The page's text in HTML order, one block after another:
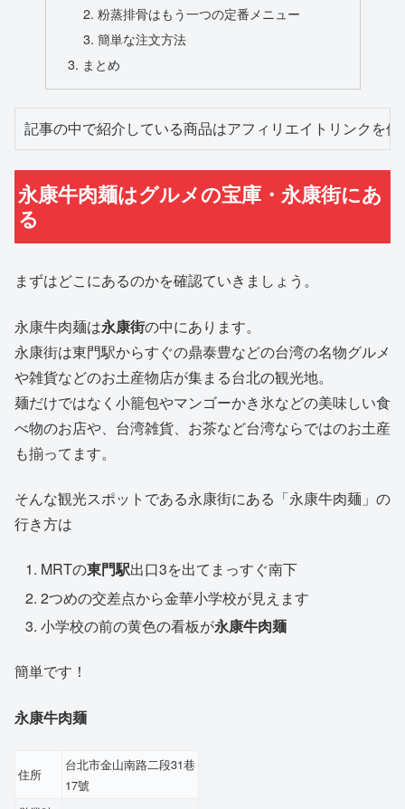
粉蒸排骨はもう一つの定番メニュー
簡単な注文方法
まとめ
記事の中で紹介している商品はアフィリエイトリンクを
永康牛肉麺はグルメの宝庫・永康街にあ
る
まずはどこにあるのかを確認ていきましょう。
永康牛肉麺は永康街の中にあります。
永康街は東門駅からすぐの鼎泰豊などの台湾の名物グルメ
や雑貨などのお土産物店が集まる台北の観光地。
麺だけではなく小籠包やマンゴーかき氷などの美味しい食
べ物のお店や、台湾雑貨、お茶など台湾ならではのお土産
も揃ってます。
そんな観光スポットである永康街にある「永康牛肉麺」の
行き方は
MRTの東門駅出口3を出てまっすぐ南下
2つめの交差点から金華小学校が見えます
小学校の前の黄色の看板が永康牛肉麺
簡単です！
永康牛肉麺
住所
台北市金山南路二段31巷
17號